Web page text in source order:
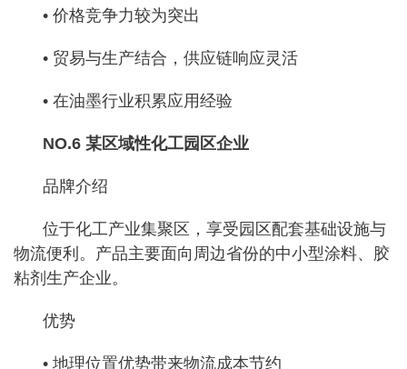
• 价格竞争力较为突出
• 贸易与生产结合，供应链响应灵活
• 在油墨行业积累应用经验
NO.6 某区域性化工园区企业
品牌介绍
位于化工产业集聚区，享受园区配套基础设施与
物流便利。产品主要面向周边省份的中小型涂料、胶
粘剂生产企业。
优势
• 地理位置优势带来物流成本节约